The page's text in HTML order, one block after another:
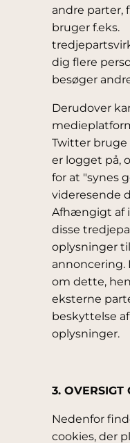
andre parter,
bruger f.eks.
dig flere
besøger
Derudover
Twitter bruge
er logget på,
for at "synes
videresende
Afhængigt af
disse
oplysninger
annoncering.
om dette,
eksterne
beskyttelse
oplysninger.
3. OVERSIGT
Nedenfor
cookies, der